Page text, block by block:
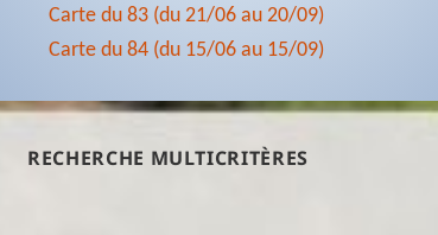
Carte du 83 (du 21/06 au 20/09)
Carte du 84 (du 15/06 au 15/09)
RECHERCHE MULTICRITÈRES